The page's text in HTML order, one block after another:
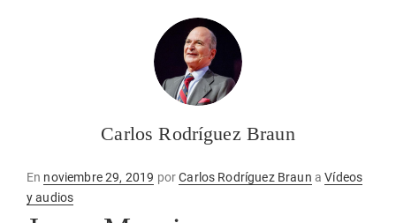
Carlos Rodríguez Braun
En Publicado
en
noviembre 29, 2019 porCarlos Rodríguez Braun aVídeos
y audios